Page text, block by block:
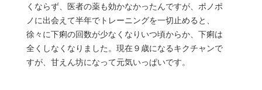
くならず、医者の薬も効かなかったんですが、ポノポ
ノに出会えて半年でトレーニングを一切止めると、
徐々に下痢の回数が少なくなりいつ頃からか、下痢は
全くしなくなりました。現在９歳になるキクチャンで
すが、甘えん坊になって元気いっぱいです。